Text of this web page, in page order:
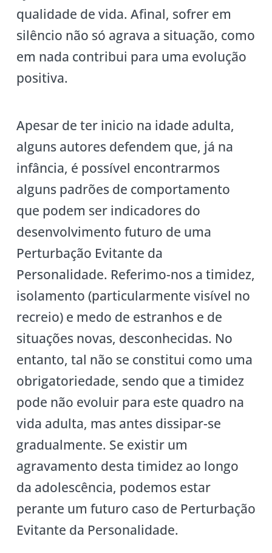
qualidade de vida. Afinal, sofrer em
silêncio não só agrava a situação, como
em nada contribui para uma evolução
positiva.
Apesar de ter inicio na idade adulta,
alguns autores defendem que, já na
infância, é possível encontrarmos
alguns padrões de comportamento
que podem ser indicadores do
desenvolvimento futuro de uma
Perturbação Evitante da
Personalidade. Referimo-nos a timidez,
isolamento (particularmente visível no
recreio) e medo de estranhos e de
situações novas, desconhecidas. No
entanto, tal não se constitui como uma
obrigatoriedade, sendo que a timidez
pode não evoluir para este quadro na
vida adulta, mas antes dissipar-se
gradualmente. Se existir um
agravamento desta timidez ao longo
da adolescência, podemos estar
perante um futuro caso de Perturbação
Evitante da Personalidade.